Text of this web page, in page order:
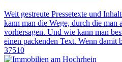
Weit gestreute Pressetexte und
kann man die Wege, durch die man
vorhersagen. Und wie kann man
einen packenden Text. Wenn
37510